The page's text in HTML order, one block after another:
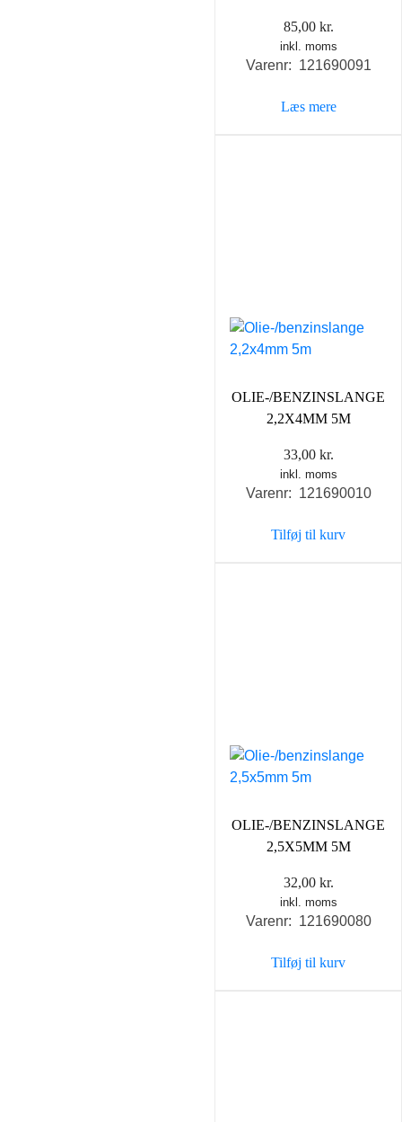
85,00 kr.
inkl. moms
Varenr: 121690091
Læs mere
OLIE-/BENZINSLANGE
2,2X4MM 5M
33,00 kr.
inkl. moms
Varenr: 121690010
Tilføj til kurv
OLIE-/BENZINSLANGE
2,5X5MM 5M
32,00 kr.
inkl. moms
Varenr: 121690080
Tilføj til kurv